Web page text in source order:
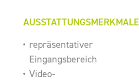
AUSSTATTUNGSMERKMALE
repräsentativer
Eingangsbereich
Video-